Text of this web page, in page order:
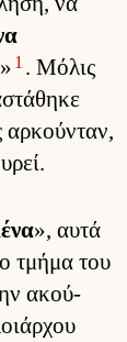
» 1 . Μόλις
», αυτά
τμήμα του
ακού­